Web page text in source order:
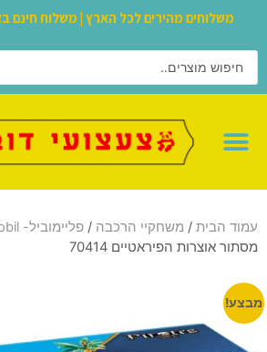
משלוחים מהירים לכל הארץ | משלוח חינם
עמוד הבית / משחקיי הרכבה / פליימוביל- playmobil
מסתור אוצרות הפיראטיים 70414
מבצע!